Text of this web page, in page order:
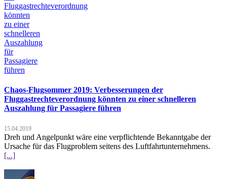
Chaos-Flugsommer 2019: Verbesserungen der
Fluggastrechteverordnung könnten zu einer schnelleren
Auszahlung für Passagiere führen
15.04.2019
Dreh und Angelpunkt wäre eine verpflichtende Bekanntgabe der
Ursache für das Flugproblem seitens des Luftfahrtunternehmens.
[...]